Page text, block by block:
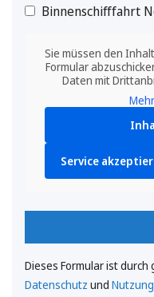
Binnenschifffahrt
Sie müssen den
Formular
Daten mit
Service
Dieses Formular ist
Datenschutz und